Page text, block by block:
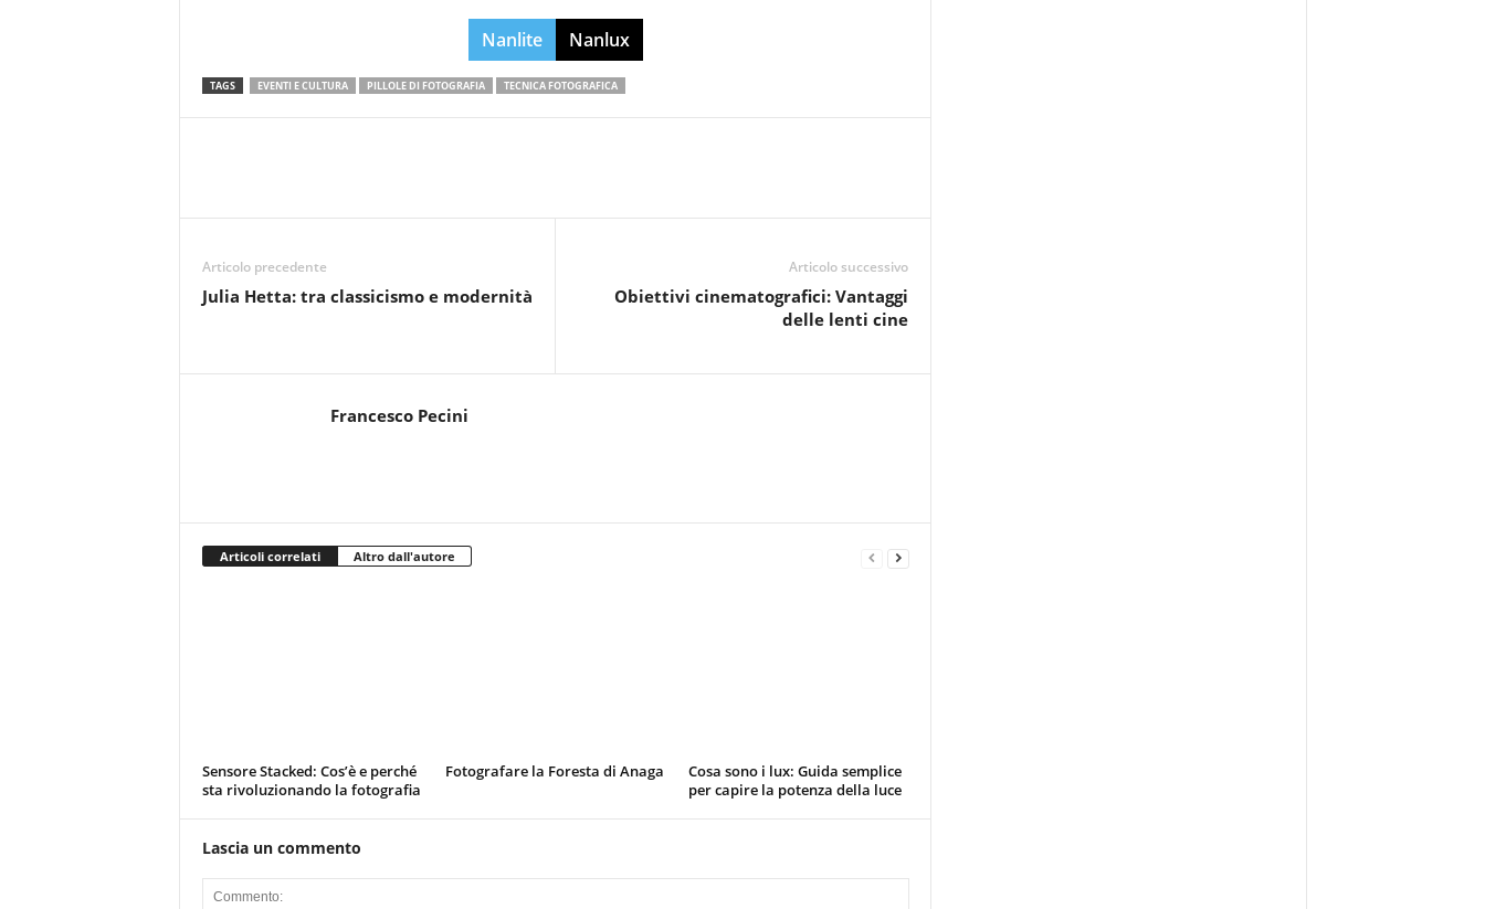
Nanlite Nanlux
TAGS EVENTI E CULTURA PILLOLE DI FOTOGRAFIA TECNICA FOTOGRAFICA
Articolo precedente
Julia Hetta: tra classicismo e modernità
Articolo successivo
Obiettivi cinematografici: Vantaggi
delle lenti cine
Francesco Pecini
Articoli correlati Altro dall'autore
Sensore Stacked: Cos’è e perché
sta rivoluzionando la fotografia
Fotografare la Foresta di Anaga
Cosa sono i lux: Guida semplice
per capire la potenza della luce
Lascia un commento